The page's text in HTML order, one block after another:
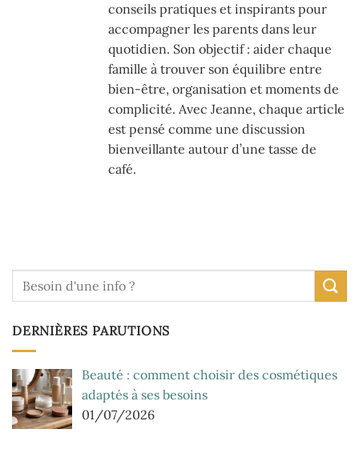
conseils pratiques et inspirants pour
accompagner les parents dans leur
quotidien. Son objectif : aider chaque
famille à trouver son équilibre entre
bien-être, organisation et moments de
complicité. Avec Jeanne, chaque article
est pensé comme une discussion
bienveillante autour d’une tasse de
café.
DERNIÈRES PARUTIONS
Beauté : comment choisir des cosmétiques
adaptés à ses besoins
01/07/2026